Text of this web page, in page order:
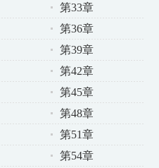
第33章
第36章
第39章
第42章
第45章
第48章
第51章
第54章